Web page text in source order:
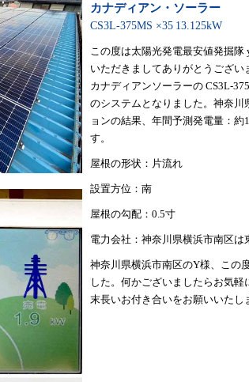
カナディアン・ソーラー
CS3L-375MS ×35 13.125kW
この度は太陽光発電最安値発掘
いただきましてありがとうござい
カナディアンソーラーの CS3L-
のシステムとなりました。神奈川
ョンの結果、年間予測発電量：約
す。
屋根の形状：片流れ
設置方位：南
屋根の勾配：0.5寸
電力会社：神奈川県横浜市南区は
神奈川県横浜市南区のY様、この
した。何かございましたらお気
末長いお付き合いをお願いいたし